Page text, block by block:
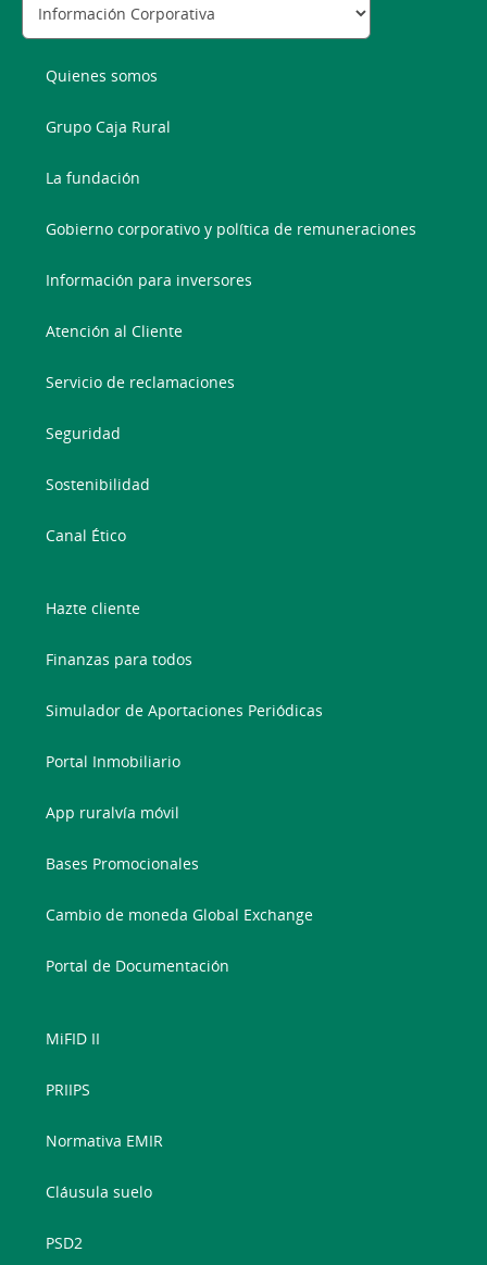
Quienes somos
Grupo Caja Rural
La fundación
Gobierno corporativo y política de remuneraciones
Información para inversores
Atención al Cliente
Servicio de reclamaciones
Seguridad
Sostenibilidad
Canal Ético
Hazte cliente
Finanzas para todos
Simulador de Aportaciones Periódicas
Portal Inmobiliario
App ruralvía móvil
Bases Promocionales
Cambio de moneda Global Exchange
Portal de Documentación
MiFID II
PRIIPS
Normativa EMIR
Cláusula suelo
PSD2